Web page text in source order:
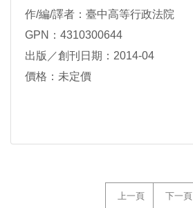
作/編/譯者：臺中高等行政法院
GPN：4310300644
出版／創刊日期：2014-04
價格：未定價
上一頁 下一頁